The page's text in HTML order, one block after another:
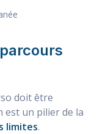
doit être
est un pilier de la
limites.